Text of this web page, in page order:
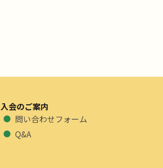
入会のご案内
問い合わせフォーム
Q&A